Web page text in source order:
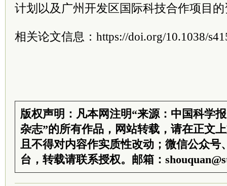
计划以及广州开发区国际科技合作项目
相关论文信息：https://doi.org/10.1038/
版权声明：凡本网注明“来源：中国科学
杂志”的所有作品，网站转载，请在正文
且不得对内容作实质性改动；微信公众号
台，转载请联系授权。邮箱：